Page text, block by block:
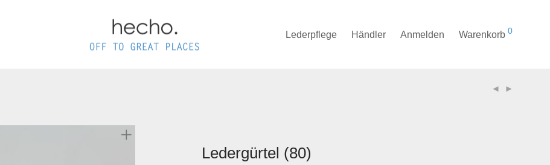
Lederpflege Händler Anmelden Warenkorb 0
Ledergürtel (80)